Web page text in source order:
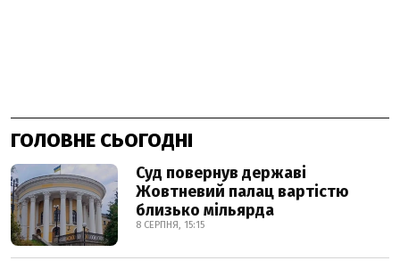
ГОЛОВНЕ СЬОГОДНІ
Суд повернув державі
Жовтневий палац вартістю
близько мільярда
8 СЕРПНЯ, 15:15